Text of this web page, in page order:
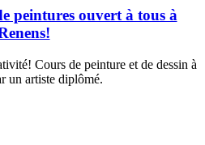
peintures ouvert à tous à
Cours de peinture et de dessin à
un artiste diplômé.